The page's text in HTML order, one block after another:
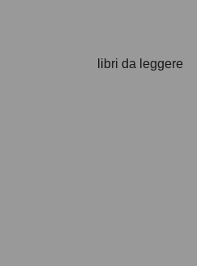
libri da leggere